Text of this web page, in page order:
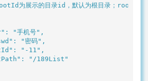
为展示的目录id，默认为根目录；
: "手机号" ,
: "密码" ,
: "-11" ,
:
"/189List"